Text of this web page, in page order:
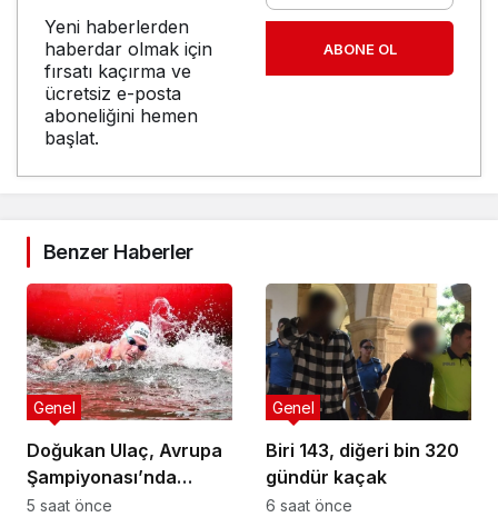
Yeni haberlerden
haberdar olmak için
fırsatı kaçırma ve
ücretsiz e-posta
aboneliğini hemen
başlat.
ABONE OL
Benzer Haberler
Doğukan Ulaç, Avrupa
Şampiyonası’nda
Türkiye Milli Takımı ile
Genel
5 saat önce
Biri 143, diğeri bin 320
gündür kaçak
Genel
6 saat önce